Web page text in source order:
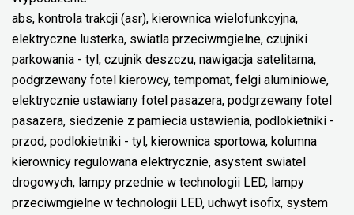
abs, kontrola trakcji (asr), kierownica wielofunkcyjna,
elektryczne lusterka, swiatla przeciwmgielne, czujniki
parkowania - tyl, czujnik deszczu, nawigacja satelitarna,
podgrzewany fotel kierowcy, tempomat, felgi aluminiowe,
elektrycznie ustawiany fotel pasazera, podgrzewany fotel
pasazera, siedzenie z pamiecia ustawienia, podlokietniki -
przod, podlokietniki - tyl, kierownica sportowa, kolumna
kierownicy regulowana elektrycznie, asystent swiatel
drogowych, lampy przednie w technologii LED, lampy
przeciwmgielne w technologii LED, uchwyt isofix, system